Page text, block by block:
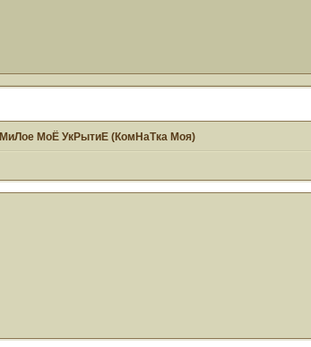
МиЛое МоЁ УкРытиЕ (КомНаТка Моя)